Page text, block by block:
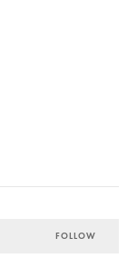
FOLLOW